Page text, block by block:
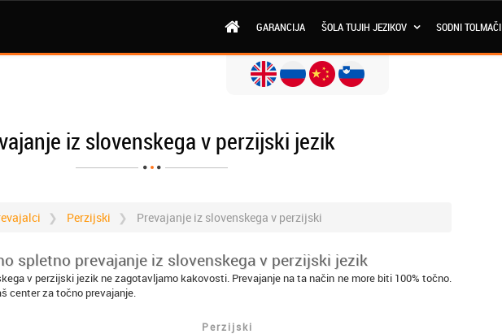
GARANCIJA ŠOLA TUJIH JEZIKOV SODNI TOLMAČI
iz slovenskega v perzijski jezik
Perzijski Prevajanje iz slovenskega v perzijski
spletno prevajanje iz slovenskega v perzijski jezik
v perzijski jezik ne zagotavljamo kakovosti. Prevajanje na ta način ne more biti 100% točno.
center za točno prevajanje.
Perzijski